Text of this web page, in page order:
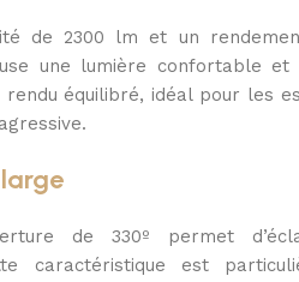
de 2300 lm et un
une lumière confortable
équilibré, idéal pour les
de 330º permet
caractéristique est